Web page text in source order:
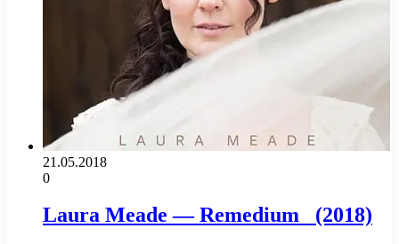
21.05.2018
0
Laura Meade — Remedium (2018)